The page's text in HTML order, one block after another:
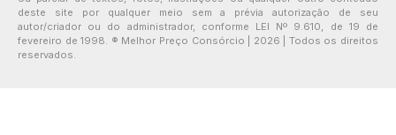
deste site por qualquer meio sem a prévia autorização de seu
autor/criador ou do administrador, conforme LEI Nº 9.610, de 19 de
fevereiro de 1998. ® Melhor Preço Consórcio | 2026 | Todos os direitos
reservados.